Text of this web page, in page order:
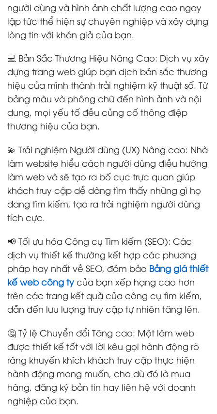
người dùng và hình ảnh chất lượng cao ngay
lập tức thể hiện sự chuyên nghiệp và xây dựng
lòng tin với khán giả của bạn.
💻 Bản Sắc Thương Hiệu Nâng Cao: Dịch vụ xây
dựng trang web giúp bạn dịch bản sắc thương
hiệu của mình thành trải nghiệm kỹ thuật số. Từ
bảng màu và phông chữ đến hình ảnh và nội
dung, mọi yếu tố đều củng cố thông điệp
thương hiệu của bạn.
💫 Trải nghiệm Người dùng (UX) Nâng cao: Nhà
làm website hiểu cách người dùng điều hướng
làm web và sẽ tạo ra bố cục trực quan giúp
khách truy cập dễ dàng tìm thấy những gì họ
đang tìm kiếm, tạo ra trải nghiệm người dùng
tích cực.
📢 Tối ưu hóa Công cụ Tìm kiếm (SEO): Các
dịch vụ thiết kế thường kết hợp các phương
pháp hay nhất về SEO, đảm bảo Bảng giá thiết
kế web công tycủa bạn xếp hạng cao hơn
trên các trang kết quả của công cụ tìm kiếm,
dẫn đến lưu lượng truy cập tự nhiên tăng lên.
🤔 Tỷ lệ Chuyển đổi Tăng cao: Một làm web
được thiết kế tốt với lời kêu gọi hành động rõ
ràng khuyến khích khách truy cập thực hiện
hành động mong muốn, cho dù đó là mua
hàng, đăng ký bản tin hay liên hệ với doanh
nghiệp của bạn.